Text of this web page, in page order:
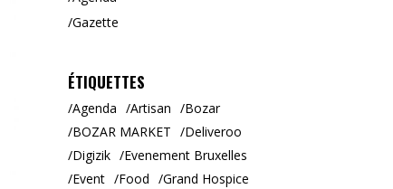
Gazette
ÉTIQUETTES
Agenda Artisan
Bozar
BOZAR MARKET
Deliveroo
Digizik
Evenement Bruxelles
Event
Food
Grand Hospice